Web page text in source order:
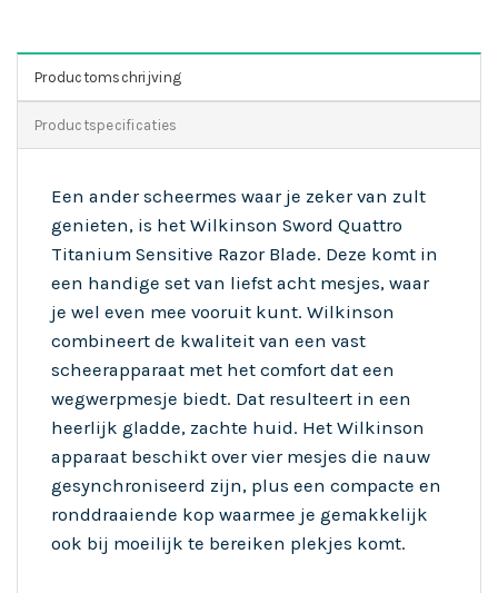
Productomschrijving
Productspecificaties
Een ander scheermes waar je zeker van zult
genieten, is het Wilkinson Sword Quattro
Titanium Sensitive Razor Blade. Deze komt in
een handige set van liefst acht mesjes, waar
je wel even mee vooruit kunt. Wilkinson
combineert de kwaliteit van een vast
scheerapparaat met het comfort dat een
wegwerpmesje biedt. Dat resulteert in een
heerlijk gladde, zachte huid. Het Wilkinson
apparaat beschikt over vier mesjes die nauw
gesynchroniseerd zijn, plus een compacte en
ronddraaiende kop waarmee je gemakkelijk
ook bij moeilijk te bereiken plekjes komt.